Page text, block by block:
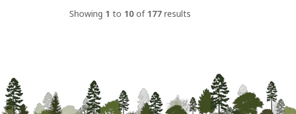
Showing 1 to 10 of 177 results